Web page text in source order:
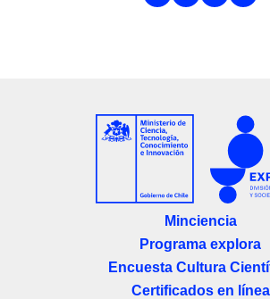
Minciencia
Programa explora
Encuesta Cultura
Certificados en línea